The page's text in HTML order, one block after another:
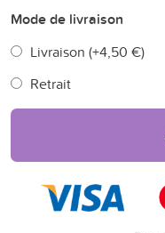
Mode de livraison
Livraison (+4,50 €)
Retrait